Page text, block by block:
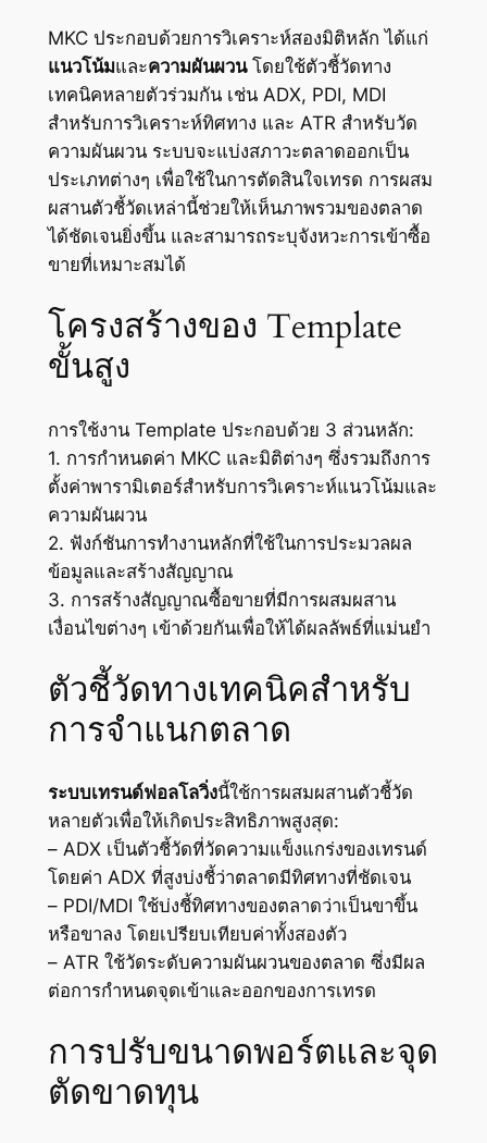
MKC ประกอบด้วยการวิเคราะห์สองมิติหลัก ได้แก่
แนวโน้มและความผันผวนโดยใช้ตัวชี้วัดทาง
เทคนิคหลายตัวร่วมกัน เช่น ADX, PDI, MDI
สำหรับการวิเคราะห์ทิศทาง และ ATR สำหรับวัด
ความผันผวน ระบบจะแบ่งสภาวะตลาดออกเป็น
ประเภทต่างๆ เพื่อใช้ในการตัดสินใจเทรด การผสม
ผสานตัวชี้วัดเหล่านี้ช่วยให้เห็นภาพรวมของตลาด
ได้ชัดเจนยิ่งขึ้น และสามารถระบุจังหวะการเข้าซื้อ
ขายที่เหมาะสมได้
โครงสร้างของ Template
ขั้นสูง
การใช้งาน Template ประกอบด้วย 3 ส่วนหลัก:
1. การกำหนดค่า MKC และมิติต่างๆ ซึ่งรวมถึงการ
ตั้งค่าพารามิเตอร์สำหรับการวิเคราะห์แนวโน้มและ
ความผันผวน
2. ฟังก์ชันการทำงานหลักที่ใช้ในการประมวลผล
ข้อมูลและสร้างสัญญาณ
3. การสร้างสัญญาณซื้อขายที่มีการผสมผสาน
เงื่อนไขต่างๆ เข้าด้วยกันเพื่อให้ได้ผลลัพธ์ที่แม่นยำ
ตัวชี้วัดทางเทคนิคสำหรับ
การจำแนกตลาด
ระบบเทรนด์ฟอลโลวิ่งนี้ใช้การผสมผสานตัวชี้วัด
หลายตัวเพื่อให้เกิดประสิทธิภาพสูงสุด:
– ADX เป็นตัวชี้วัดที่วัดความแข็งแกร่งของเทรนด์
โดยค่า ADX ที่สูงบ่งชี้ว่าตลาดมีทิศทางที่ชัดเจน
– PDI/MDI ใช้บ่งชี้ทิศทางของตลาดว่าเป็นขาขึ้น
หรือขาลง โดยเปรียบเทียบค่าทั้งสองตัว
– ATR ใช้วัดระดับความผันผวนของตลาด ซึ่งมีผล
ต่อการกำหนดจุดเข้าและออกของการเทรด
การปรับขนาดพอร์ตและจุด
ตัดขาดทุน